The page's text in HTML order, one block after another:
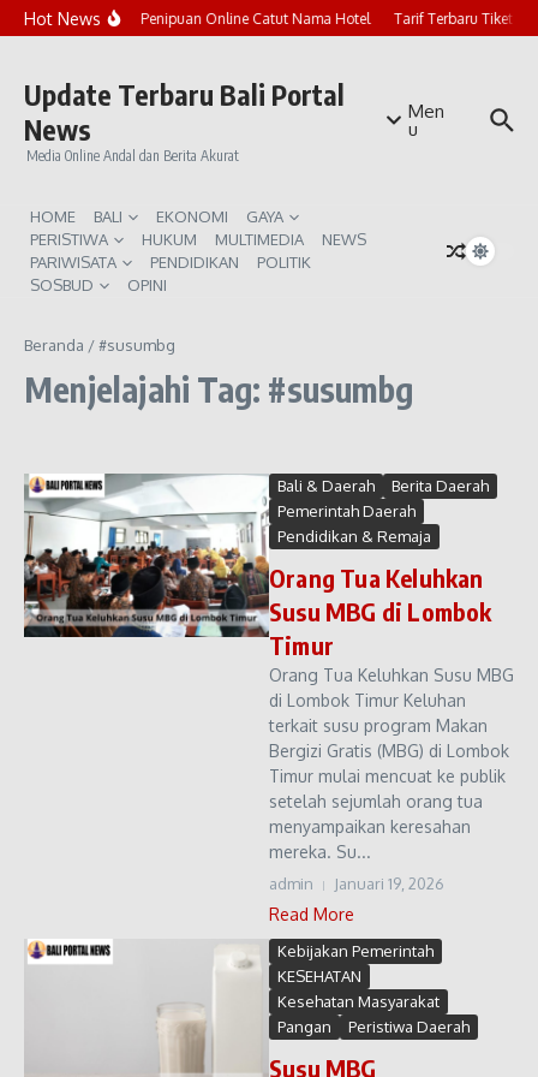
Lewati ke konten
Hot NewsMarak Penipuan Online Catut Nama Hotel Tarif Terbaru Tiket
Update Terbaru Bali Portal
News
Media Online Andal dan Berita Akurat
Men
u
HOME BALI EKONOMI
GAYA
PERISTIWA
HUKUM MULTIMEDIA
NEWS
PARIWISATA
PENDIDIKAN
POLITIK
SOSBUD
OPINI
Beranda /#susumbg
Menjelajahi Tag: #susumbg
Bali & Daerah
Berita Daerah
Pemerintah Daerah
Pendidikan & Remaja
Orang Tua Keluhkan
Susu MBG di Lombok
Timur
Orang Tua Keluhkan Susu MBG
di Lombok Timur Keluhan
terkait susu program Makan
Bergizi Gratis (MBG) di Lombok
Timur mulai mencuat ke publik
setelah sejumlah orang tua
menyampaikan keresahan
mereka. Su...
admin Januari 19, 2026
Read More
Kebijakan Pemerintah
KESEHATAN
Kesehatan Masyarakat
Pangan
Peristiwa Daerah
Susu MBG